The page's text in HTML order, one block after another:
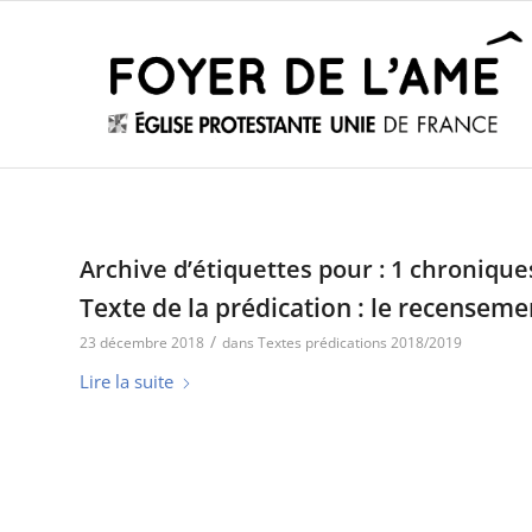
Archive d’étiquettes pour : 1
Texte de la prédication : le
23 décembre 2018 / dans Textes prédications 2018/2019
Lire la suite